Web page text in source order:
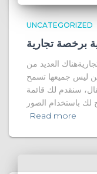
UNCATEGORIZED
العديد من
ليس جميعها تسمح
سنقدم لك قائمة
لك باستخدام الصور
Read more